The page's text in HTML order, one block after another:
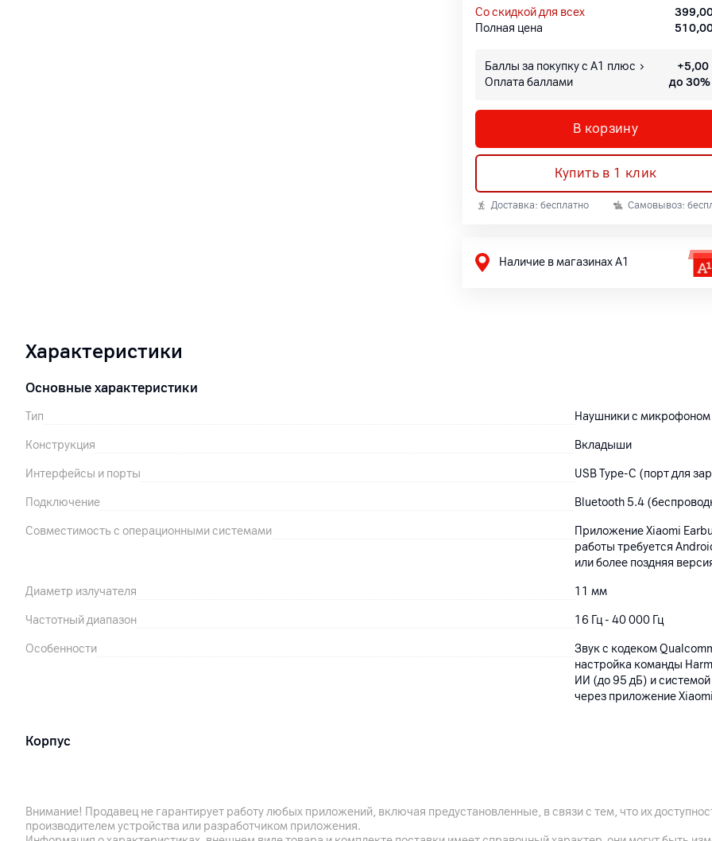
со скидкой для всех
Полная цена
Баллы за покупку с А1 плюс +5,00
Оплата баллами
до 30%
В корзину
Купить в 1 клик
Доставка: бесплатно Самовывоз:
Наличие в магазинах А1
Характеристики
Основные характеристики
Тип Наушники с микрофоном
Конструкция Вкладыши
Интерфейсы и порты USB Type-C (порт для
Подключение Bluetooth 5.4
Совместимость с операционными системами
Приложение Xiaomi
работы требуется
или более поздняя
Диаметр излучателя 11 мм
Частотный диапазон 16 Гц - 40 000 Гц
Особенности
Звук с кодеком
настройка команды
ИИ (до 95 дБ) и
через приложение
Корпус
Габариты
Внимание! Продавец не гарантирует работу любых приложений, включая предустановленные, в связи с тем, что их
производителем устройства или разработчиком приложения.